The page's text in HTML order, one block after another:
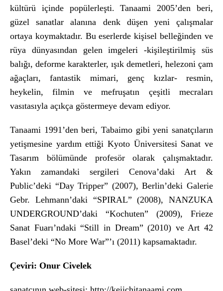
kültürü içinde popülerleşti. Tanaami 2005’den beri,
güzel sanatlar alanına denk düşen yeniçalışmalar
ortaya koymaktadır. Bu eserlerde kişisel belleğinden ve
rüya dünyasından gelen imgeleri -kişileştirilmiş süs
balığı, deforme karakterler, ışık demetleri, helezoni çam
ağaçları, fantastik mimari, genç kızlar- resmin,
heykelin, filmin ve mefruşatın çeşitli mecraları
vasıtasıyla açıkça göstermeye devam ediyor.
Tanaami 1991’den beri, Tabaimo gibi yeni sanatçıların
yetişmesine yardım ettiği Kyoto Üniversitesi Sanat ve
Tasarım bölümünde profesör olarak çalışmaktadır.
Yakın zamandaki sergileri Cenova’daki Art &
Public’deki “Day Tripper” (2007), Berlin’deki Galerie
Gebr. Lehmann’daki “SPIRAL” (2008), NANZUKA
UNDERGROUND’daki “Kochuten” (2009), Frieze
Sanat Fuarı’ndaki “Still in Dream” (2010) ve Art 42
Basel’deki “No More War”’ı (2011) kapsamaktadır.
Çeviri: Onur Civelek